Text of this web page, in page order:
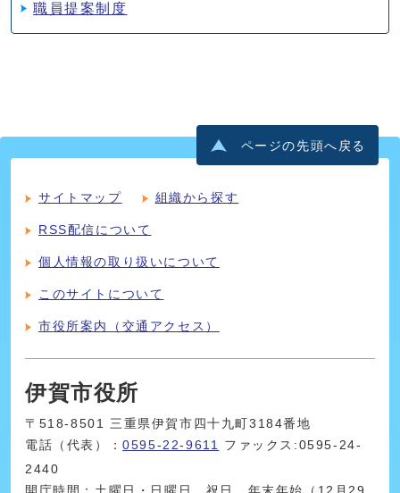
職員提案制度
ページの先頭へ戻る
サイトマップ 組織から探す
RSS配信について
個人情報の取り扱いについて
このサイトについて
市役所案内（交通アクセス）
伊賀市役所
〒518-8501 三重県伊賀市四十九町3184番地
電話（代表）：0595-22-9611 ファックス:0595-24-
2440